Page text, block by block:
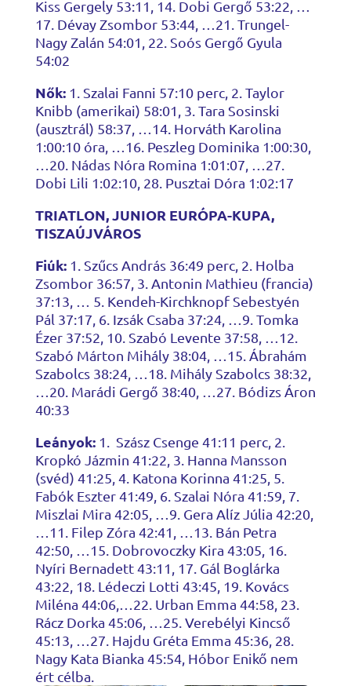
Kiss Gergely 53:11, 14. Dobi Gergő 53:22, …
17. Dévay Zsombor 53:44, …21. Trungel-
Nagy Zalán 54:01, 22. Soós Gergő Gyula
54:02
Nők:1. Szalai Fanni 57:10 perc, 2. Taylor
Knibb (amerikai) 58:01, 3. Tara Sosinski
(ausztrál) 58:37, …14. Horváth Karolina
1:00:10 óra, …16. Peszleg Dominika 1:00:30,
…20. Nádas Nóra Romina 1:01:07, …27.
Dobi Lili 1:02:10, 28. Pusztai Dóra 1:02:17
TRIATLON, JUNIOR EURÓPA-KUPA,
TISZAÚJVÁROS
Fiúk:1. Szűcs András 36:49 perc, 2. Holba
Zsombor 36:57, 3. Antonin Mathieu (francia)
37:13, … 5. Kendeh-Kirchknopf Sebestyén
Pál 37:17, 6. Izsák Csaba 37:24, …9. Tomka
Ézer 37:52, 10. Szabó Levente 37:58, …12.
Szabó Márton Mihály 38:04, …15. Ábrahám
Szabolcs 38:24, …18. Mihály Szabolcs 38:32,
…20. Marádi Gergő 38:40, …27. Bódizs Áron
40:33
Leányok:1. Szász Csenge 41:11 perc, 2.
Kropkó Jázmin 41:22, 3. Hanna Mansson
(svéd) 41:25, 4. Katona Korinna 41:25, 5.
Fabók Eszter 41:49, 6. Szalai Nóra 41:59, 7.
Miszlai Mira 42:05, …9. Gera Alíz Júlia 42:20,
…11. Filep Zóra 42:41, …13. Bán Petra
42:50, …15. Dobrovoczky Kira 43:05, 16.
Nyíri Bernadett 43:11, 17. Gál Boglárka
43:22, 18. Lédeczi Lotti 43:45, 19. Kovács
Miléna 44:06,…22. Urban Emma 44:58, 23.
Rácz Dorka 45:06, …25. Verebélyi Kincső
45:13, …27. Hajdu Gréta Emma 45:36, 28.
Nagy Kata Bianka 45:54, Hóbor Enikő nem
ért célba.